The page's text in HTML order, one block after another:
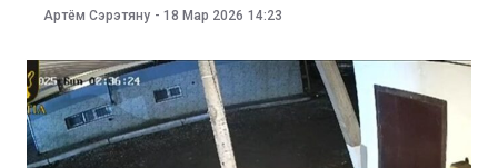
достигли допустимого уровня нефтепродуктов. Если
в ближайшие 48 часов показатели сохранятся или
возобновить работу насосной станции в Косэуцах,
которая снабжает водой Сороку, Сынжерею,
Флорешты и Бельцы. Об этом
Артём Сэрэтяну - 18 Мар 2026 14:23